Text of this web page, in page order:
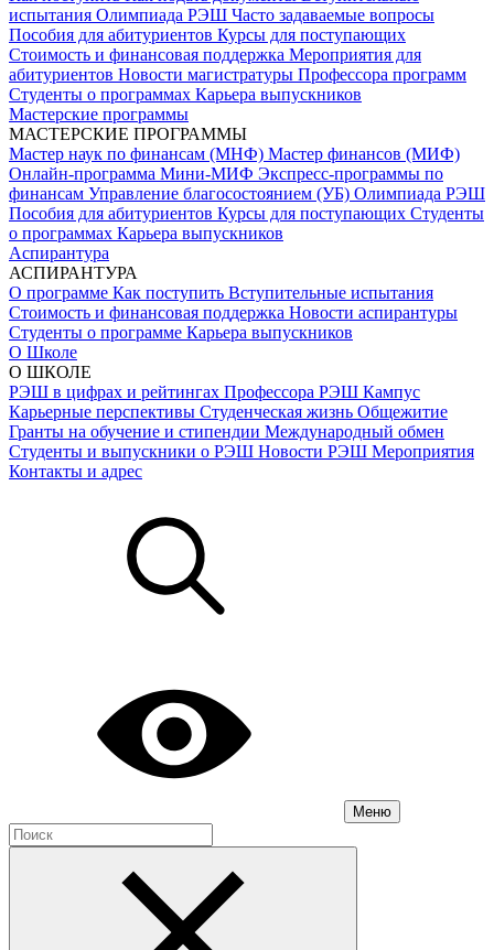
испытания Олимпиада РЭШ Часто задаваемые вопросы
Пособия для абитуриентов Курсы для поступающих
Стоимость и финансовая поддержка Мероприятия для
абитуриентов Новости магистратуры Профессора программ
Студенты о программах Карьера выпускников
Мастерские программы
МАСТЕРСКИЕ ПРОГРАММЫ
Мастер наук по финансам (МНФ) Мастер финансов (МИФ)
Онлайн-программа Мини-МИФ Экспресс-программы по
финансам Управление благосостоянием (УБ) Олимпиада РЭШ
Пособия для абитуриентов Курсы для поступающих Студенты
о программах Карьера выпускников
Аспирантура
АСПИРАНТУРА
О программе Как поступить Вступительные испытания
Стоимость и финансовая поддержка Новости аспирантуры
Студенты о программе Карьера выпускников
О Школе
О ШКОЛЕ
РЭШ в цифрах и рейтингах Профессора РЭШ Кампус
Карьерные перспективы Студенческая жизнь Общежитие
Гранты на обучение и стипендии Международный обмен
Студенты и выпускники о РЭШ Новости РЭШ Мероприятия
Контакты и адрес
Меню